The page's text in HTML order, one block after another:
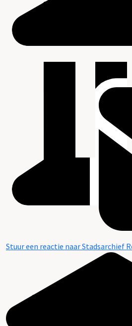
Beschrijving van de series en
Stuur een reactie naar Stadsarchief